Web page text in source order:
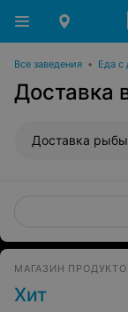
Все заведения • Еда с
Доставка
МАГАЗИН
Хит